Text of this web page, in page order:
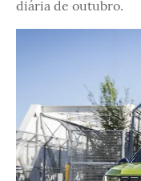
diária de outubro.